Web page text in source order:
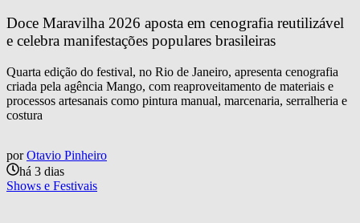
Doce Maravilha 2026 aposta em cenografia reutilizável
e celebra manifestações populares brasileiras
Quarta edição do festival, no Rio de Janeiro, apresenta cenografia
criada pela agência Mango, com reaproveitamento de materiais e
processos artesanais como pintura manual, marcenaria, serralheria e
costura
por Otavio Pinheiro
há 3 dias
Shows e Festivais